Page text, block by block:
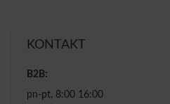
KONTAKT
B2B:
pn-pt, 8:00 16:00